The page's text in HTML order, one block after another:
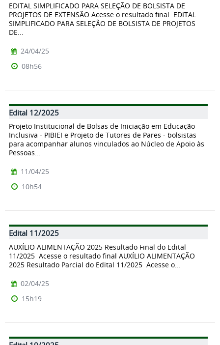
EDITAL SIMPLIFICADO PARA SELEÇÃO DE BOLSISTA DE
PROJETOS DE EXTENSÃO Acesse o resultado final EDITAL
SIMPLIFICADO PARA SELEÇÃO DE BOLSISTA DE PROJETOS
DE...
24/04/25
08h56
Edital 12/2025
Projeto Institucional de Bolsas de Iniciação em Educação
Inclusiva - PIBIEI e Projeto de Tutores de Pares - bolsistas
para acompanhar alunos vinculados ao Núcleo de Apoio às
Pessoas...
11/04/25
10h54
Edital 11/2025
AUXÍLIO ALIMENTAÇÃO 2025 Resultado Final do Edital
11/2025 Acesse o resultado final AUXÍLIO ALIMENTAÇÃO
2025 Resultado Parcial do Edital 11/2025 Acesse o...
02/04/25
15h19